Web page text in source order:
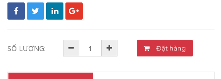
SỐ LƯỢNG: Đặt hàng